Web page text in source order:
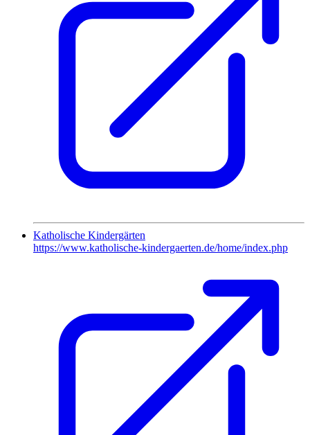
Katholische Kindergärten
https://www.katholische-kindergaerten.de/home/index.php